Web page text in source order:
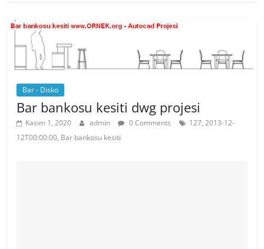
b
o
o
k
st A
p
Bar - Disko
Bar bankosu kesiti dwg projesi
Kasım 1, 2020 admin 0 Comments
127, 2013-12-
12T00:00:00, Bar bankosu kesiti